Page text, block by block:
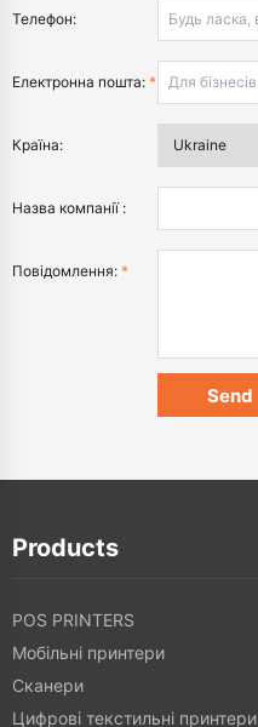
Телефон:
Електронна пошта: *
Країна:
Назва компанії :
Повідомлення: *
Products
POS PRINTERS
Мобільні принтери
Сканери
Цифрові текстильні принтери